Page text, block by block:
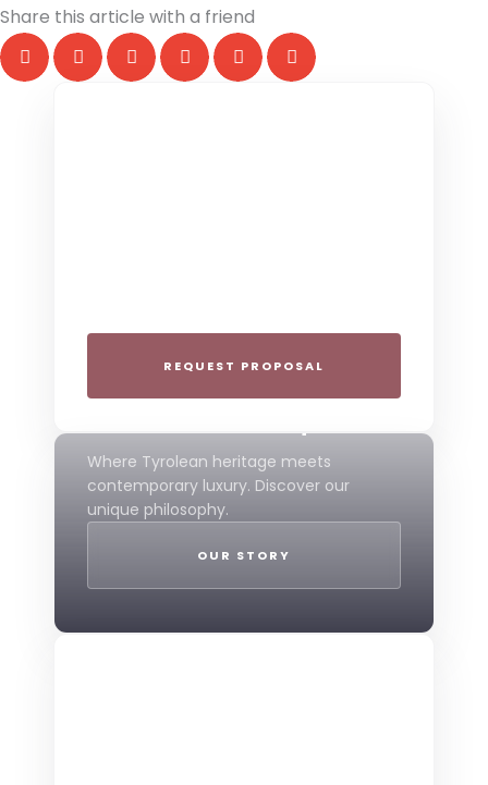
Share this article with a friend
REQUEST PROPOSAL
THE 4-STAR SPIRIT
Where Tyrolean heritage meets
contemporary luxury. Discover our
unique philosophy.
OUR STORY